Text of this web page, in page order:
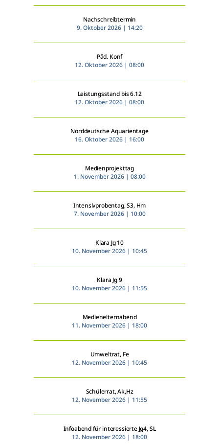
Nachschreibtermin
9. Oktober 2026 | 14:20
Päd. Konf
12. Oktober 2026 | 08:00
Leistungsstand bis 6.12
12. Oktober 2026 | 08:00
Norddeutsche Aquarientage
16. Oktober 2026 | 16:00
Medienprojekttag
1. November 2026 | 08:00
Intensivprobentag, S3, Hm
7. November 2026 | 10:00
Klara Jg 10
10. November 2026 | 10:45
Klara Jg 9
10. November 2026 | 11:55
Medienelternabend
11. November 2026 | 18:00
Umweltrat, Fe
12. November 2026 | 10:45
Schülerrat, Ak,Hz
12. November 2026 | 11:55
Infoabend für interessierte Jg4, SL
12. November 2026 | 18:00